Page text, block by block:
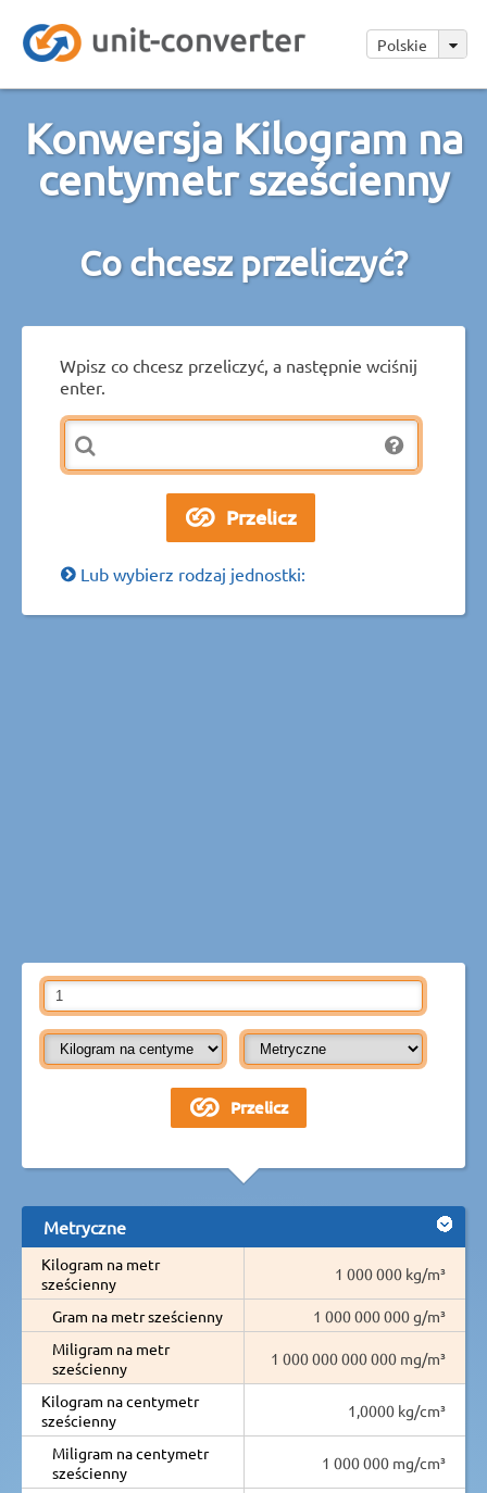
Polskie
Konwersja Kilogram na
centymetr sześcienny
Co chcesz przeliczyć?
Wpisz co chcesz przeliczyć, a następnie wciśnij
enter.
Lub wybierz rodzaj jednostki:
Metryczne
Kilogram na metr
sześcienny
1 000 000 kg/m³
Gram na metr sześcienny
1 000 000 000 g/m³
Miligram na metr
sześcienny
1 000 000 000 000 mg/m³
Kilogram na centymetr
sześcienny
1,0000 kg/cm³
Miligram na centymetr
sześcienny
1 000 000 mg/cm³